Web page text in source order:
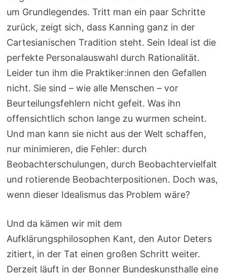
um Grundlegendes. Tritt man ein paar Schritte
zurück, zeigt sich, dass Kanning ganz in der
Cartesianischen Tradition steht. Sein Ideal ist die
perfekte Personalauswahl durch Rationalität.
Leider tun ihm die Praktiker:innen den Gefallen
nicht. Sie sind – wie alle Menschen – vor
Beurteilungsfehlern nicht gefeit. Was ihn
offensichtlich schon lange zu wurmen scheint.
Und man kann sie nicht aus der Welt schaffen,
nur minimieren, die Fehler: durch
Beobachterschulungen, durch Beobachtervielfalt
und rotierende Beobachterpositionen. Doch was,
wenn dieser Idealismus das Problem wäre?
Und da kämen wir mit dem
Aufklärungsphilosophen Kant, den Autor Deters
zitiert, in der Tat einen großen Schritt weiter.
Derzeit läuft in der Bonner Bundeskunsthalle eine